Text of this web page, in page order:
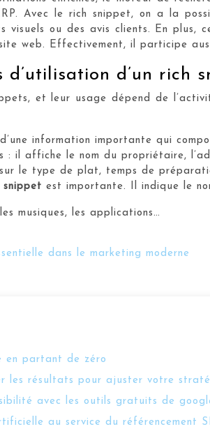
Avec le rich snippet, on a la
visuels ou des avis clients. En
web. Effectivement, il participe
d’un rich
et leur usage dépend de
information importante qui
: il affiche le nom du propriétaire,
le type de plat, temps de
snippet est importante. Il indique le
musiques, les applications…
dans le marketing moderne
en partant de zéro
les résultats pour ajuster votre
avec les outils gratuits de
au service du référencement